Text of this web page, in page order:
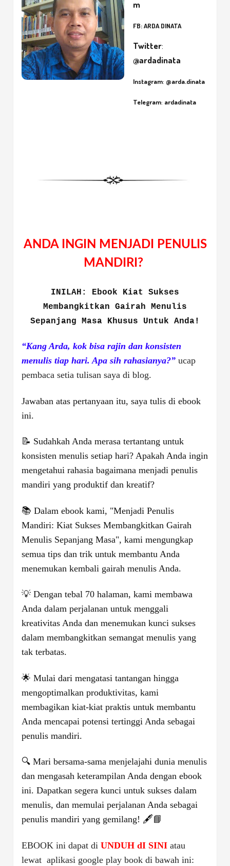
m
FB:ARDA DINATA
Twitter:
@ardadinata
Instagram: @arda.dinata
Telegram: ardadinata
ANDA INGIN MENJADI PENULIS
MANDIRI?
INILAH: Ebook Kiat Sukses
Membangkitkan Gairah Menulis
Sepanjang Masa Khusus Untuk Anda!
“Kang Arda, kok bisa rajin dan konsisten
menulis tiap hari. Apa sih rahasianya?” ucap
pembaca setia tulisan saya di blog.
Jawaban atas pertanyaan itu, saya tulis di ebook
ini.
📝 Sudahkah Anda merasa tertantang untuk
konsisten menulis setiap hari? Apakah Anda ingin
mengetahui rahasia bagaimana menjadi penulis
mandiri yang produktif dan kreatif?
📚 Dalam ebook kami, "Menjadi Penulis
Mandiri: Kiat Sukses Membangkitkan Gairah
Menulis Sepanjang Masa", kami mengungkap
semua tips dan trik untuk membantu Anda
menemukan kembali gairah menulis Anda.
💡 Dengan tebal 70 halaman, kami membawa
Anda dalam perjalanan untuk menggali
kreativitas Anda dan menemukan kunci sukses
dalam membangkitkan semangat menulis yang
tak terbatas.
🌟 Mulai dari mengatasi tantangan hingga
mengoptimalkan produktivitas, kami
membagikan kiat-kiat praktis untuk membantu
Anda mencapai potensi tertinggi Anda sebagai
penulis mandiri.
🔍 Mari bersama-sama menjelajahi dunia menulis
dan mengasah keterampilan Anda dengan ebook
ini. Dapatkan segera kunci untuk sukses dalam
menulis, dan memulai perjalanan Anda sebagai
penulis mandiri yang gemilang! 🖋️📘
EBOOK ini dapat di UNDUH dI SINI atau
lewat aplikasi google play book di bawah ini: